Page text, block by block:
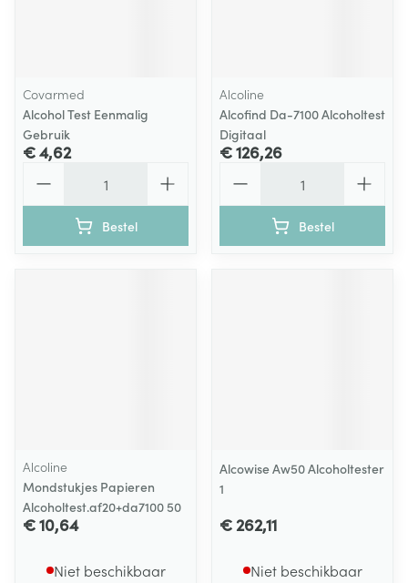
Covarmed
Alcohol Test Eenmalig
Gebruik
€ 4,62
Bestel
Alcoline
Alcofind Da-7100 Alcoholtest
Digitaal
€ 126,26
Bestel
Alcoline
Mondstukjes Papieren
Alcoholtest.af20+da7100 50
€ 10,64
Niet beschikbaar
Alcowise Aw50 Alcoholtester
1
€ 262,11
Niet beschikbaar